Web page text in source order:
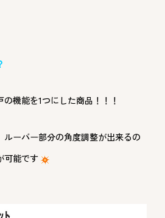
機能を1つにした商品！！！
ルーバー部分の角度調整が出来るの
可能です